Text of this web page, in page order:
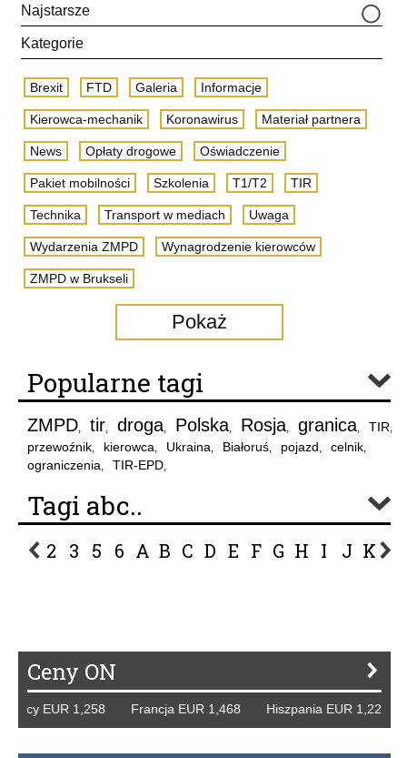
Najstarsze
Kategorie
Brexit FTD Galeria Informacje
Kierowca-mechanik Koronawirus Materiał partnera
News Opłaty drogowe Oświadczenie
Pakiet mobilności Szkolenia T1/T2 TIR
Technika Transport w mediach Uwaga
Wydarzenia ZMPD Wynagrodzenie kierowców
ZMPD w Brukseli
Pokaż
Popularne tagi
ZMPD, tir, droga, Polska, Rosja, granica, TIR,
przewoźnik, kierowca, Ukraina, Białoruś, pojazd, celnik,
ograniczenia, TIR-EPD,
Tagi abc..
2 3 5 6 A B C D E F G H I J K L
Ceny ON
EUR 1,258 Francja EUR 1,468 Hiszpania EUR